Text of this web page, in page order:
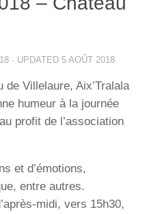
· UPDATED 5 AOÛT 2018
Villelaure, Aix’Tralala
humeur à la journée
profit de l’association
et d’émotions,
entre autres.
midi, vers 15h30,